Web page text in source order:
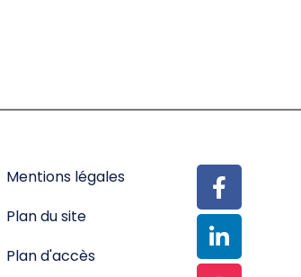
Mentions légales
Plan du site
Plan d'accès